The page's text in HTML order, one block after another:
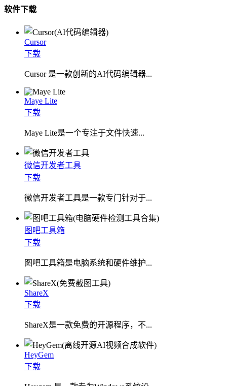
软件下载
Cursor
下载
Cursor 是一款创新的AI代码编辑器...
Maye Lite
下载
​Maye Lite是一个专注于文件快速...
微信开发者工具
下载
微信开发者工具是一款专门针对于...
图吧工具箱
下载
图吧工具箱是电脑系统和硬件维护...
ShareX
下载
ShareX是一款免费的开源程序，不...
HeyGem
下载